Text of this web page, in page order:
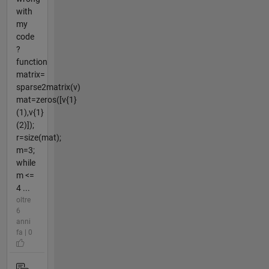
with
my
code
?
function
matrix=
sparse2matrix(v)
mat=zeros([v{1}
(1),v{1}
(2)]);
r=size(mat);
m=3;
while
m <=
4 ...
oltre
6
anni
fa | 0